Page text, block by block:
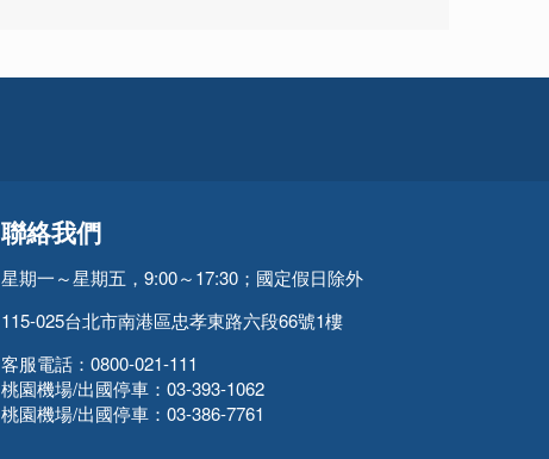
聯絡我們
星期一～星期五，9:00～17:30；國定假日除外
115-025台北市南港區忠孝東路六段66號1樓
客服電話：0800-021-111
桃園機場/出國停車：03-393-1062
桃園機場/出國停車：03-386-7761